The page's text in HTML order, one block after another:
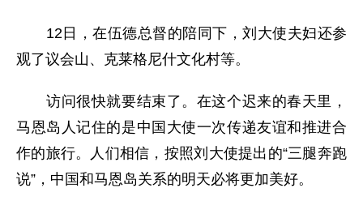
12日，在伍德总督的陪同下，刘大使夫妇还参
观了议会山、克莱格尼什文化村等。
访问很快就要结束了。在这个迟来的春天里，
马恩岛人记住的是中国大使一次传递友谊和推进合
作的旅行。人们相信，按照刘大使提出的“三腿奔跑
说”，中国和马恩岛关系的明天必将更加美好。